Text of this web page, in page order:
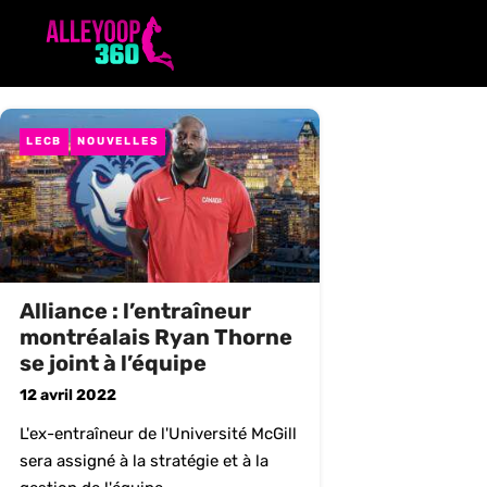
LECB NOUVELLES
Alliance : l’entraîneur
montréalais Ryan Thorne
se joint à l’équipe
12 avril 2022
L'ex-entraîneur de l'Université McGill
sera assigné à la stratégie et à la